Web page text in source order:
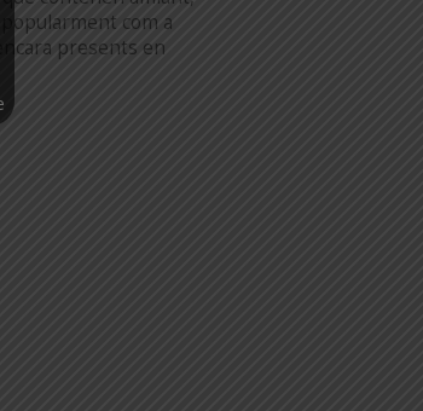
popularment com a
encara presents en